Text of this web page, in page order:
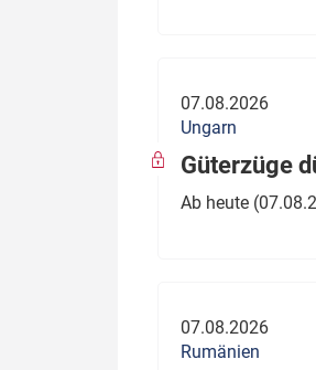
07.08.2026
Ungarn
Güterzüge
Ab heute
07.08.2026
Rumänien